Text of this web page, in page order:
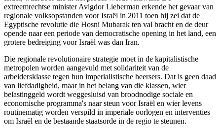
extreemrechtse minister Avigdor Lieberman erkende het gevaar van
regionale volksopstanden voor Israël in 2011 toen hij zei dat de
Egyptische revolutie die Hosni Mubarak ten val bracht en de deur
opende naar een periode van democratische opening in het land, een
grotere bedreiging voor Israël was dan Iran.
Die regionale revolutionaire strategie moet in de kapitalistische
metropolen worden aangevuld met solidariteit van de
arbeidersklasse tegen hun imperialistische heersers. Dat is geen daad
van liefdadigheid, maar in het belang van die klassen, wier
belastinggeld wordt weggesluisd van broodnodige sociale en
economische programma's naar steun voor Israël en wier levens
routinematig worden verspild in imperiale oorlogen en interventies
om Israël en de bestaande staatsorde in de regio te steunen.